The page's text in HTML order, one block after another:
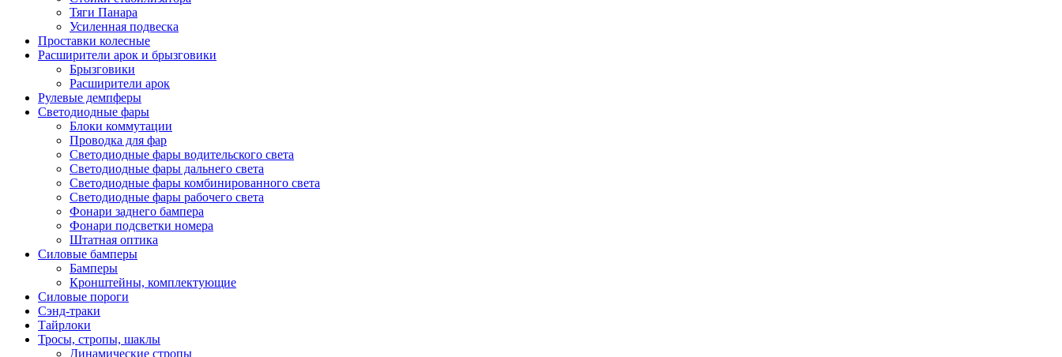
Тяги Панара
Усиленная подвеска
Проставки колесные
Расширители арок и брызговики
Брызговики
Расширители арок
Рулевые демпферы
Светодиодные фары
Блоки коммутации
Проводка для фар
Светодиодные фары водительского света
Светодиодные фары дальнего света
Светодиодные фары комбинированного света
Светодиодные фары рабочего света
Фонари заднего бампера
Фонари подсветки номера
Штатная оптика
Силовые бамперы
Бамперы
Кронштейны, комплектующие
Силовые пороги
Сэнд-траки
Тайрлоки
Тросы, стропы, шаклы
Динамические стропы